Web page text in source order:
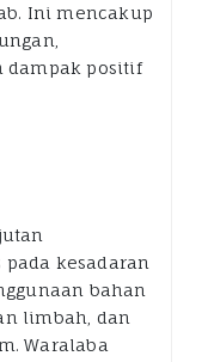
Ini mencakup
dampak positif
kesadaran
bahan
limbah, dan
Waralaba